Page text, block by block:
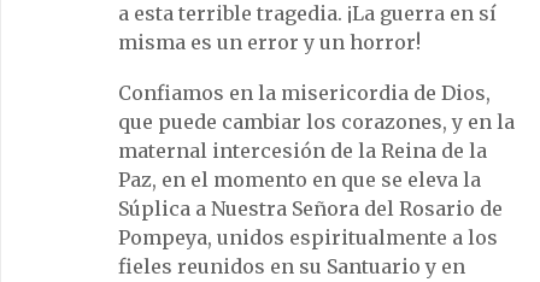
a esta terrible tragedia. ¡La guerra en sí
misma es un error y un horror!
Confiamos en la misericordia de Dios,
que puede cambiar los corazones, y en la
maternal intercesión de la Reina de la
Paz, en el momento en que se eleva la
Súplica a Nuestra Señora del Rosario de
Pompeya, unidos espiritualmente a los
fieles reunidos en su Santuario y en